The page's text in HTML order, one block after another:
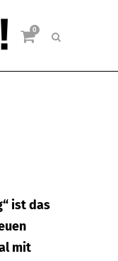
0
ist das
mit